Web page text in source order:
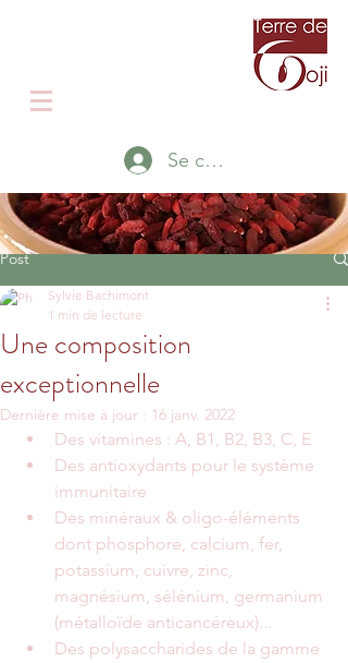
Se connecter
Post
Une composition
exceptionnelle
Sylvie Bachimont
1 min de lecture
Dernière mise à jour : 16 janv. 2022
Des vitamines : A, B1, B2, B3, C, E
Des antioxydants pour le système
immunitaire
Des minéraux & oligo-éléments
dont phosphore, calcium, fer,
potassium, cuivre, zinc,
magnésium, sélénium, germanium
(métalloïde anticancéreux)...
Des polysaccharides de la gamme